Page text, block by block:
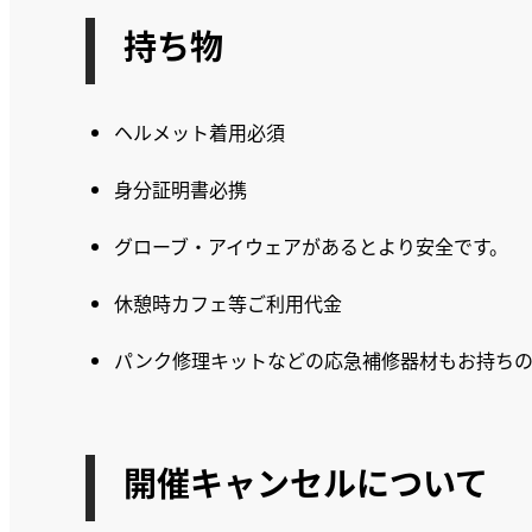
持ち物
ヘルメット着用必須
身分証明書必携
グローブ・アイウェアがあるとより安全です。
休憩時カフェ等ご利用代金
パンク修理キットなどの応急補修器材もお持ち
開催キャンセルについて